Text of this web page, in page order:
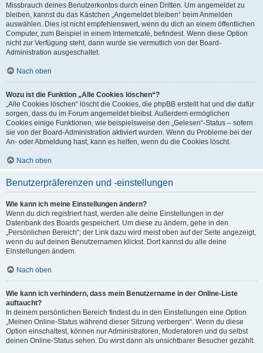
Missbrauch deines Benutzerkontos durch einen Dritten. Um angemeldet zu
bleiben, kannst du das Kästchen „Angemeldet bleiben“ beim Anmelden
auswählen. Dies ist nicht empfehlenswert, wenn du dich an einem öffentlichen
Computer, zum Beispiel in einem Internetcafé, befindest. Wenn diese Option
nicht zur Verfügung steht, dann wurde sie vermutlich von der Board-
Administration ausgeschaltet.
Nach oben
Wozu ist die Funktion „Alle Cookies löschen“?
„Alle Cookies löschen“ löscht die Cookies, die phpBB erstellt hat und die dafür
sorgen, dass du im Forum angemeldet bleibst. Außerdem ermöglichen
Cookies einige Funktionen, wie beispielsweise den „Gelesen“-Status – sofern
sie von der Board-Administration aktiviert wurden. Wenn du Probleme bei der
An- oder Abmeldung hast, kann es helfen, wenn du die Cookies löscht.
Nach oben
Benutzerpräferenzen und -einstellungen
Wie kann ich meine Einstellungen ändern?
Wenn du dich registriert hast, werden alle deine Einstellungen in der
Datenbank des Boards gespeichert. Um diese zu ändern, gehe in den
„Persönlichen Bereich“; der Link dazu wird meist oben auf der Seite angezeigt,
wenn du auf deinen Benutzernamen klickst. Dort kannst du alle deine
Einstellungen ändern.
Nach oben
Wie kann ich verhindern, dass mein Benutzername in der Online-Liste
auftaucht?
In deinem persönlichen Bereich findest du in den Einstellungen eine Option
„Meinen Online-Status während dieser Sitzung verbergen“. Wenn du diese
Option einschaltest, können nur Administratoren, Moderatoren und du selbst
deinen Online-Status sehen. Du wirst dann als unsichtbarer Besucher gezählt.